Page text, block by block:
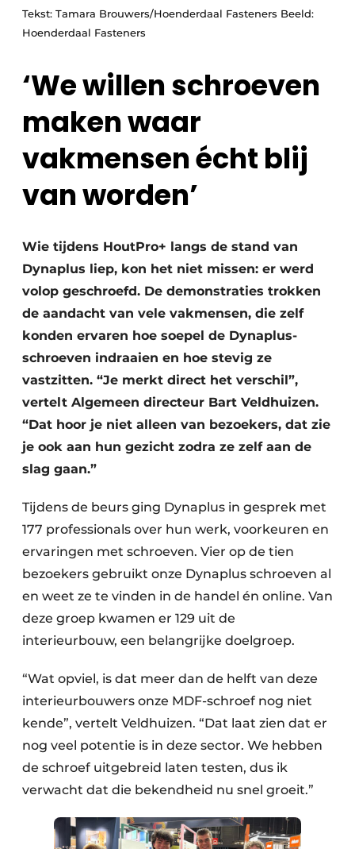
Vacature aanmelden
Vacatures
Tekst: Tamara Brouwers/Hoenderdaal Fasteners Beeld:
Hoenderdaal Fasteners
‘We willen schroeven
maken waar
vakmensen écht blij
van worden’
Wie tijdens HoutPro+ langs de stand van
Dynaplus liep, kon het niet missen: er werd
volop geschroefd. De demonstraties trokken
de aandacht van vele vakmensen, die zelf
konden ervaren hoe soepel de Dynaplus-
schroeven indraaien en hoe stevig ze
vastzitten. “Je merkt direct het verschil”,
vertelt Algemeen directeur Bart Veldhuizen.
“Dat hoor je niet alleen van bezoekers, dat zie
je ook aan hun gezicht zodra ze zelf aan de
slag gaan.”
Tijdens de beurs ging Dynaplus in gesprek met
177 professionals over hun werk, voorkeuren en
ervaringen met schroeven. Vier op de tien
bezoekers gebruikt onze Dynaplus schroeven al
en weet ze te vinden in de handel én online. Van
deze groep kwamen er 129 uit de
interieurbouw, een belangrijke doelgroep.
“Wat opviel, is dat meer dan de helft van deze
interieurbouwers onze MDF-schroef nog niet
kende”, vertelt Veldhuizen. “Dat laat zien dat er
nog veel potentie is in deze sector. We hebben
de schroef uitgebreid laten testen, dus ik
verwacht dat die bekendheid nu snel groeit.”